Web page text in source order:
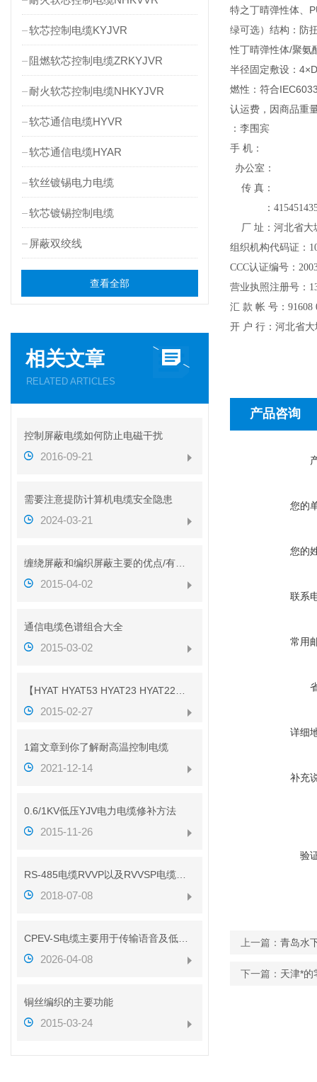
软芯控制电缆KYJVR
阻燃软芯控制电缆ZRKYJVR
耐火软芯控制电缆NHKYJVR
软芯通信电缆HYVR
软芯通信电缆HYAR
软丝镀锡电力电缆
软芯镀锡控制电缆
屏蔽双绞线
查看全部
相关文章
RELATED ARTICLES
控制屏蔽电缆如何防止电磁干扰
2016-09-21
需要注意提防计算机电缆安全隐患
2024-03-21
2015-04-02
通信电缆色谱组合大全
2015-03-02
2015-02-27
1篇文章到你了解耐高温控制电缆
2021-12-14
0.6/1KV低压YJV电力电缆修补方法
2015-11-26
2018-07-08
2026-04-08
铜丝编织的主要功能
2015-03-24
特之丁晴弹性体、
绿可选）结构：防
性丁晴弹性体/聚氨
半径固定敷设：
燃性：符合
认运费，因商品重
：李围宾
手 机：
办公室：
传 真：
：
厂 址：河北省
组织机构代码证：
CCC认证编号：
营业执照注册号：
汇 款 帐 号： 91608
开 户 行：河北省
产品咨询
您的
您的
联系
常用
详细
补充
验
上一篇： 青岛水
下一篇： 天津*的